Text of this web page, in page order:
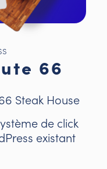
66
Steak House
de click
existant